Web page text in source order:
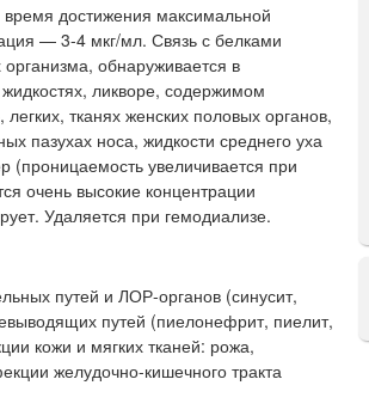
достижения максимальной
— 3-4 мкг/мл. Связь с белками
обнаруживается в
ликворе, содержимом
тканях женских половых органов,
пазухах носа, жидкости среднего уха
(проницаемость увеличивается при
очень высокие концентрации
Удаляется при гемодиализе.
путей и ЛОР-органов (синусит,
путей (пиелонефрит, пиелит,
кожи и мягких тканей: рожа,
желудочно-кишечного тракта